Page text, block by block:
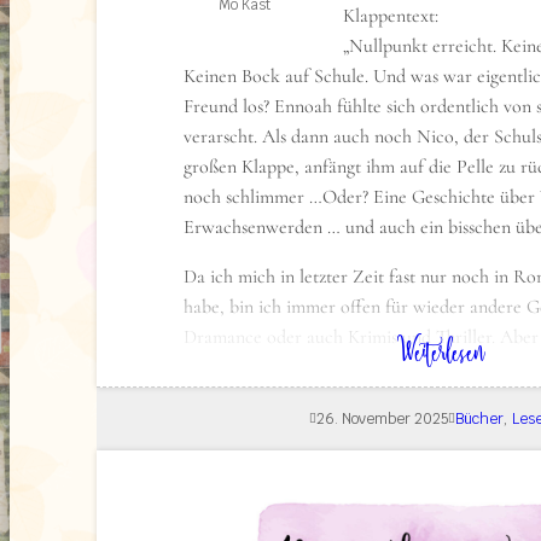
Frühstückspension, in die sie sich seit zehn
Als ihr Großvater Moaz stirbt, bricht ihre
Er hinterlässt ganz genaue Anweisungen, die
mit dem Mann beinhalten, der vor zwölf
aus ihrem Leben verschwand. In seinem
er beiden jeweils eine hohe Summe, wenn sie
ihre Leben tauschen. Je tiefer sie sich darauf
mehr drängt sich die Frage auf: Was hat
Maria Nouria „Das Erbe des Totenwäschers:
Familienroman“ ©2025 Maria Nouria
Weiterlesen: Lesestoff: Null Punkt von Mo Kast
Mo Kast
Klappentext:
„Nullpunkt erreicht.
Keinen Bock auf Schule. Und was war
Freund los? Ennoah fühlte sich ordentlich von
verarscht. Als dann auch noch Nico, der
großen Klappe, anfängt ihm auf die Pelle zu
noch schlimmer …Oder? Eine Geschichte über
Erwachsenwerden … und auch ein bisschen
Da ich mich in letzter Zeit fast nur noch in
habe, bin ich immer offen für wieder andere
Dramance oder auch Krimis und Thriller.
junge Erwachsene sind für mich als Mutter
die Illustrationen dazu selbst gemacht hat.
26. November 2025 Bücher,